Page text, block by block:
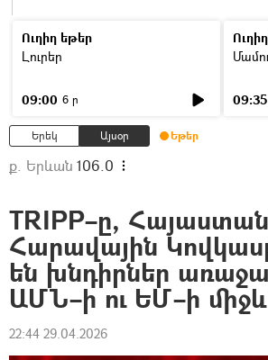
Ուղիղ եթեր
Լուրեր
09:00 6 ր 09:35
Երեկ Այսօր Եթեր
ք. Երևան 106.0
TRIPP–ը,
Հարավային
են խնդիրներ
ԱՄՆ–ի ու ԵՄ–ի միջև
22:44 29.04.2026